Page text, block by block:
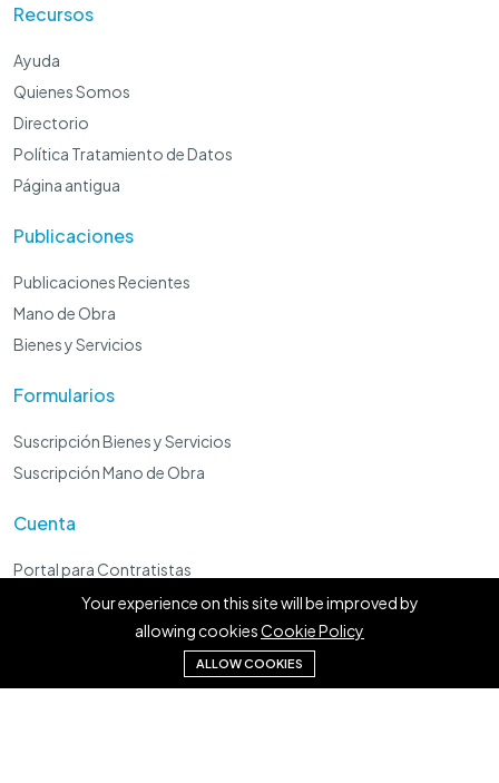
Recursos
Ayuda
Quienes Somos
Directorio
Política Tratamiento de Datos
Página antigua
Publicaciones
Publicaciones Recientes
Mano de Obra
Bienes y Servicios
Formularios
Suscripción Bienes y Servicios
Suscripción Mano de Obra
Cuenta
Portal para Contratistas
Panel Administrador
Your experience on this site will be improved by
allowing cookiesCookie Policy
ALLOW COOKIES
Preguntale a Lorenzo Local